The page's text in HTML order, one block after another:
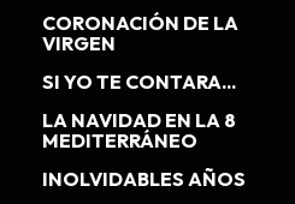
CORONACIÓN DE LA
VIRGEN
SI YO TE CONTARA...
LA NAVIDAD EN LA 8
MEDITERRÁNEO
INOLVIDABLES AÑOS